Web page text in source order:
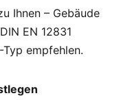
Ihnen – Gebäude
EN 12831
Typ empfehlen.